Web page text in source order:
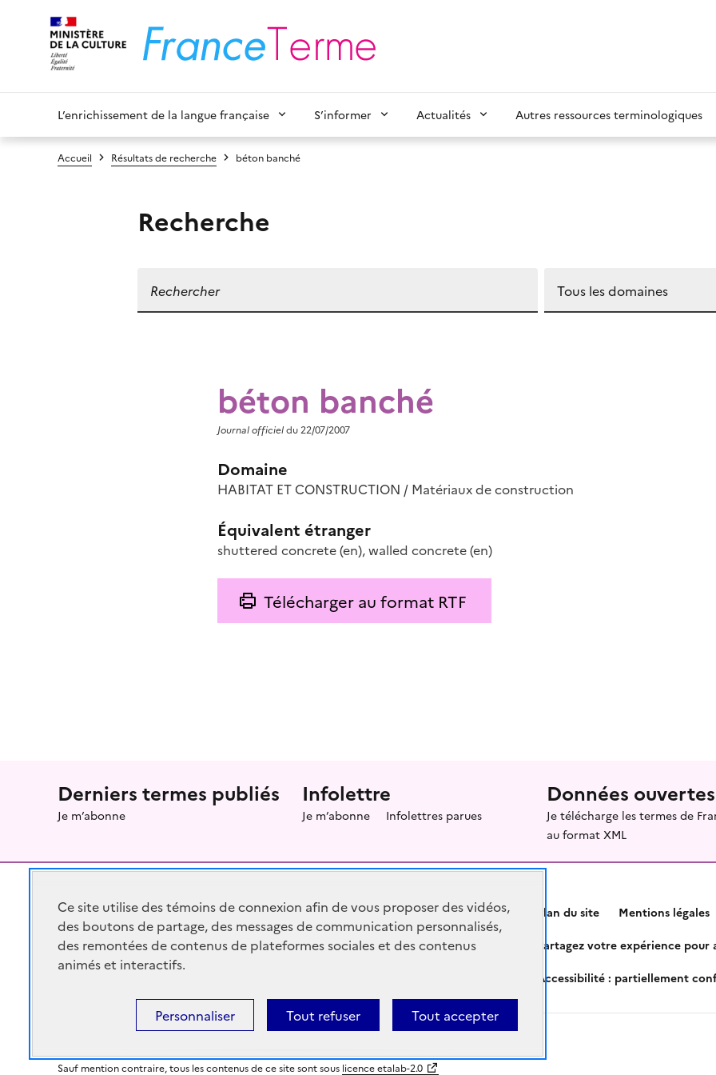
L’enrichissement de la langue française S’informer Actualités Autres ressources terminologiques
Accueil Résultats de recherche béton banché
Recherche
béton banché
Journal officieldu 22/07/2007
Domaine
HABITAT ET CONSTRUCTION / Matériaux de construction
Équivalent étranger
shuttered concrete(en),walled concrete(en)
Télécharger au format RTF
Menu prefooter
Derniers termes publiés
Je m’abonne
Infolettre
Je m’abonne Infolettres parues
Données ouvertes
Je télécharge les termes de
au format XML
RÉPUBLIQUE
FRANÇAISE
Plan du site Mentions légales
Partagez votre expérience
Accessibilité : partiellement
legifrance.gouv.fr gouvernement.fr
Sauf mention contraire, tous les contenus de ce site sont sous licence etalab-2.0
Ce site utilise des témoins de connexion afin de vous proposer des vidéos,
des boutons de partage, des messages de communication personnalisés,
des remontées de contenus de plateformes sociales et des contenus
animés et interactifs.
Tout accepter
Tout refuser
Personnaliser